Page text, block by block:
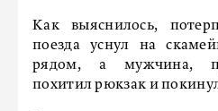
Как выяснилось,
поезда уснул на
рядом, а мужчина,
похитил рюкзак и